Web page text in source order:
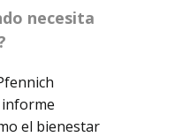
necesita
el bienestar